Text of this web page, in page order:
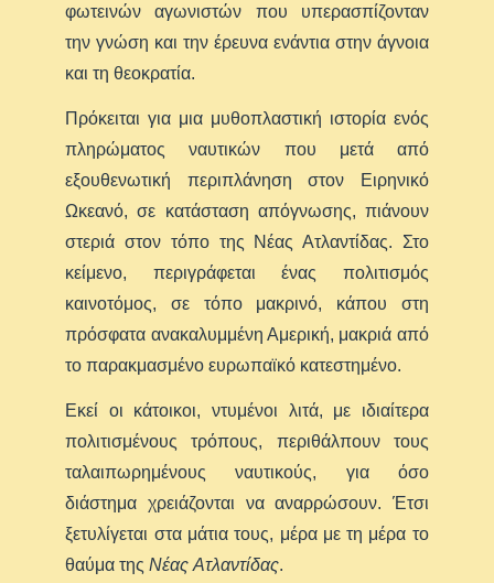
φωτεινών αγωνιστών που υπερασπίζονταν
την γνώση και την έρευνα ενάντια στην άγνοια
και τη θεοκρατία.
Πρόκειται για μια μυθοπλαστική ιστορία ενός
πληρώματος ναυτικών που μετά από
εξουθενωτική περιπλάνηση στον Ειρηνικό
Ωκεανό, σε κατάσταση απόγνωσης, πιάνουν
στεριά στον τόπο της Νέας Ατλαντίδας. Στο
κείμενο, περιγράφεται ένας πολιτισμός
καινοτόμος, σε τόπο μακρινό, κάπου στη
πρόσφατα ανακαλυμμένη Αμερική, μακριά από
το παρακμασμένο ευρωπαϊκό κατεστημένο.
Εκεί οι κάτοικοι, ντυμένοι λιτά, με ιδιαίτερα
πολιτισμένους τρόπους, περιθάλπουν τους
ταλαιπωρημένους ναυτικούς, για όσο
διάστημα χρειάζονται να αναρρώσουν. Έτσι
ξετυλίγεται στα μάτια τους, μέρα με τη μέρα το
θαύμα τηςΝέας Ατλαντίδας.